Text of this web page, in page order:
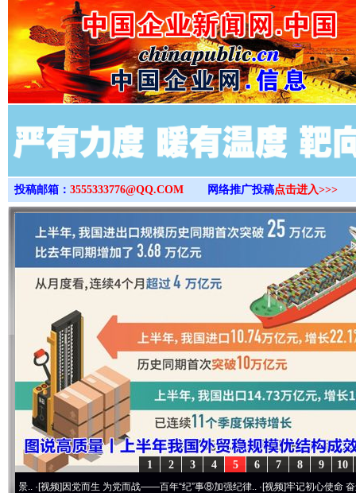
>
投稿邮箱： 3555333776@QQ.COM 网络推广投稿点击进入>>>
10
9
8
7
6
5
4
3
2
1
因党而生 为党而战——百年“纪”事⑧加强纪律..·[视频]牢记初心使命 奋进复兴征程